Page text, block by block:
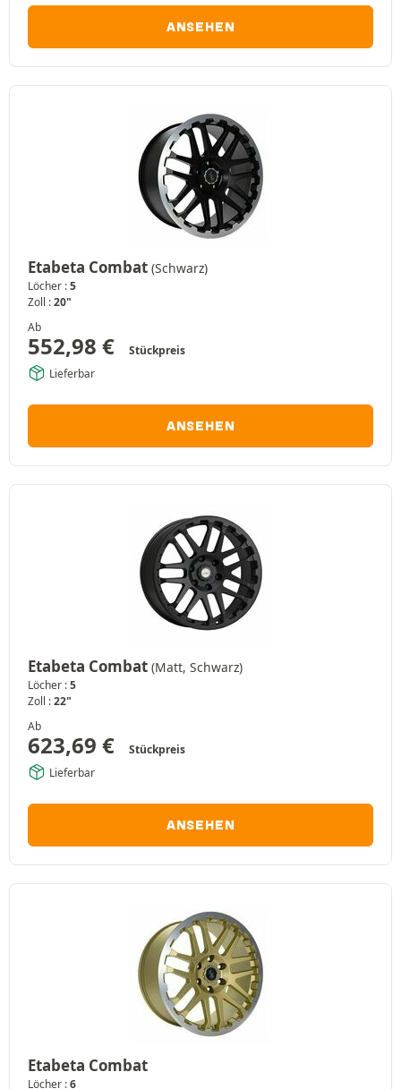
ANSEHEN
Etabeta Combat (Schwarz)
Löcher :5
Zoll :20"
Ab
552,98 €
Stückpreis
Lieferbar
ANSEHEN
Etabeta Combat (Matt, Schwarz)
Löcher :5
Zoll :22"
Ab
623,69 €
Stückpreis
Lieferbar
ANSEHEN
Etabeta Combat
Löcher :6